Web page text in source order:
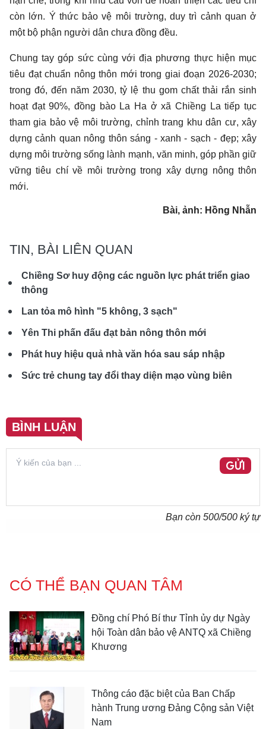
còn lớn. Ý thức bảo vệ môi trường, duy trì cảnh quan ở
một bộ phận người dân chưa đồng đều.
Chung tay góp sức cùng với địa phương thực hiện mục
tiêu đạt chuẩn nông thôn mới trong giai đoạn 2026-2030;
trong đó, đến năm 2030, tỷ lệ thu gom chất thải rắn sinh
hoạt đạt 90%, đồng bào La Ha ở xã Chiềng La tiếp tục
tham gia bảo vệ môi trường, chỉnh trang khu dân cư, xây
dựng cảnh quan nông thôn sáng - xanh - sạch - đẹp; xây
dựng môi trường sống lành mạnh, văn minh, góp phần giữ
vững tiêu chí về môi trường trong xây dựng nông thôn
mới.
Bài, ảnh: Hồng Nhẫn
TIN, BÀI LIÊN QUAN
Chiềng Sơ huy động các nguồn lực phát triển giao
thông
Lan tỏa mô hình "5 không, 3 sạch"
Yên Thi phấn đấu đạt bản nông thôn mới
Phát huy hiệu quả nhà văn hóa sau sáp nhập
Sức trẻ chung tay đổi thay diện mạo vùng biên
BÌNH LUẬN
GỬI
Bạn còn 500/500 ký tự
CÓ THỂ BẠN QUAN TÂM
Đồng chí Phó Bí thư Tỉnh ủy dự Ngày
hội Toàn dân bảo vệ ANTQ xã Chiềng
Khương
Thông cáo đặc biệt của Ban Chấp
hành Trung ương Đảng Cộng sản Việt
Nam